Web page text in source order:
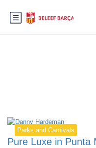
Parks and Carnivals
Pure Luxe in Punta